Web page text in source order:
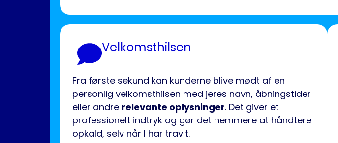
Velkomsthilsen
Fra første sekund kan kunderne blive mødt af en
personlig velkomsthilsen med jeres navn, åbningstider
eller andre relevante oplysninger. Det giver et
professionelt indtryk og gør det nemmere at håndtere
opkald, selv når I har travlt.